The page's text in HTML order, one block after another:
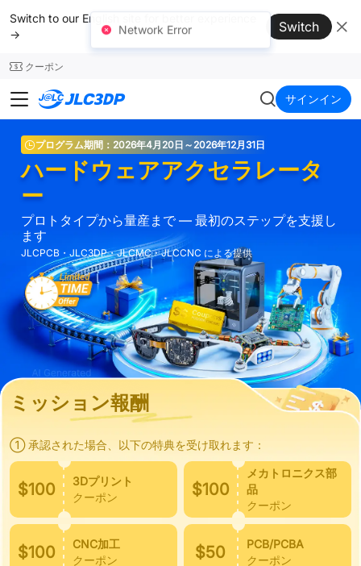
Switch to our English site for better experience
→
Switch
クーポン
JLC3DP サインイン
プログラム期間：2026年4月20日～2026年12月31日
ハードウェアアクセラレータ
ー
プロトタイプから量産まで — 最初のステップを支援し
ます
JLCPCB・JLC3DP・JLCMC・JLCCNC による提供
ミッション報酬
① 承認された場合、以下の特典を受け取れます：
$100
3Dプリント
クーポン
$100
メカトロニクス部
品
クーポン
$100
CNC加工
クーポン
$50
PCB/PCBA
クーポン
Network Error